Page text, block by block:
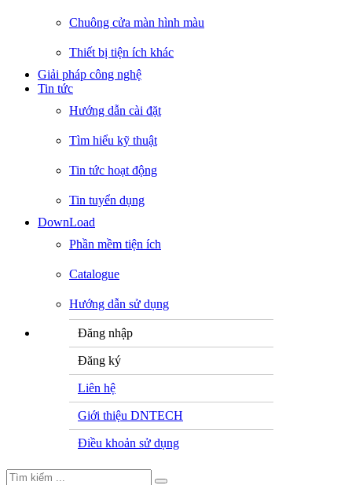
Chuông cửa màn hình màu
Thiết bị tiện ích khác
Giải pháp công nghệ
Tin tức
Hướng dẫn cài đặt
Tìm hiểu kỹ thuật
Tin tức hoạt động
Tin tuyển dụng
DownLoad
Phần mềm tiện ích
Catalogue
Hướng dẫn sử dụng
Đăng nhập
Đăng ký
Liên hệ
Giới thiệu DNTECH
Điều khoản sử dụng